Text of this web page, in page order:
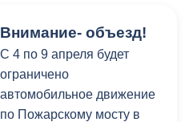
комиссии по организации
мероприятий,
направленных на
снижение неформальной
занятости. В ходе
Внимание- объезд!
C 4 по 9 апреля будет
ограничено
автомобильное движение
по Пожарскому мосту в